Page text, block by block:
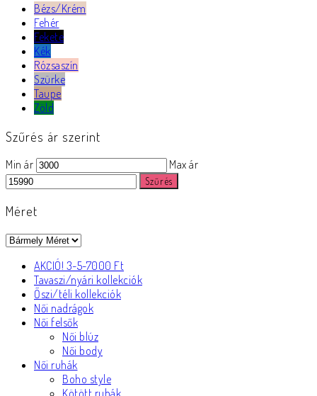
Bézs/Krém
Fehér
Fekete
Kék
Rózsaszín
Szürke
Taupe
Zöld
Szűrés ár szerint
Min ár Max ár
Szűrés
Méret
AKCIÓ! 3-5-7000 Ft
Tavaszi/nyári kollekciók
Őszi/téli kollekciók
Női nadrágok
Női felsők
Női blúz
Női body
Női ruhák
Boho style
Kötött ruhák